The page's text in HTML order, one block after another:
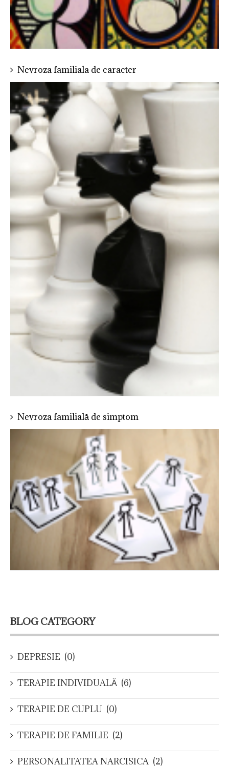
Nevroza familiala de caracter
Nevroza familială de simptom
BLOG CATEGORY
DEPRESIE (0)
TERAPIE INDIVIDUALĂ (6)
TERAPIE DE CUPLU (0)
TERAPIE DE FAMILIE (2)
PERSONALITATEA NARCISICA (2)